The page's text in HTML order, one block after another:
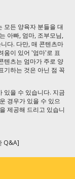
모든 양육자 분들을 대
아빠, 엄마, 조부모님,
다. 다만, 매 콘텐츠마
움이 있어 '엄마'로 표
텐츠는 엄마가 주로 양
기하는 것은 아닌 점 꼭
있을 수 있습니다. 지금
경우가 있을 수 있으
제공해 드리고 있습니
Q&A]